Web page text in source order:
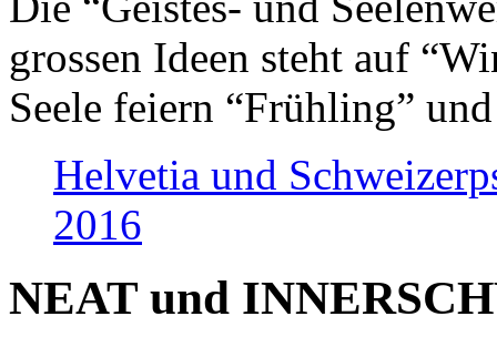
grossen Ideen steht auf
Seele feiern “Frühling”
Helvetia und
2016
NEAT und